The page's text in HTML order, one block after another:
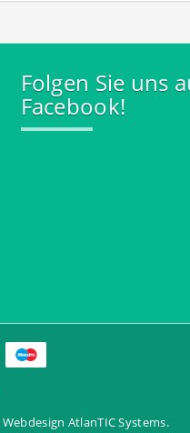
Folgen Sie uns
Facebook!
Webdesign AtlanTIC Systems.